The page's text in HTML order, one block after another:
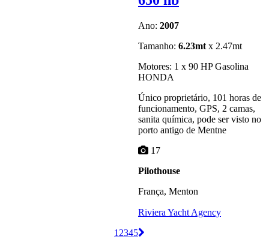
Ano: 2007
Tamanho: 6.23mt x 2.47mt
Motores: 1 x 90 HP Gasolina
HONDA
Único proprietário, 101 horas de
funcionamento, GPS, 2 camas,
sanita química, pode ser visto no
porto antigo de Mentne
17
Pilothouse
França, Menton
Riviera Yacht Agency
1 2345